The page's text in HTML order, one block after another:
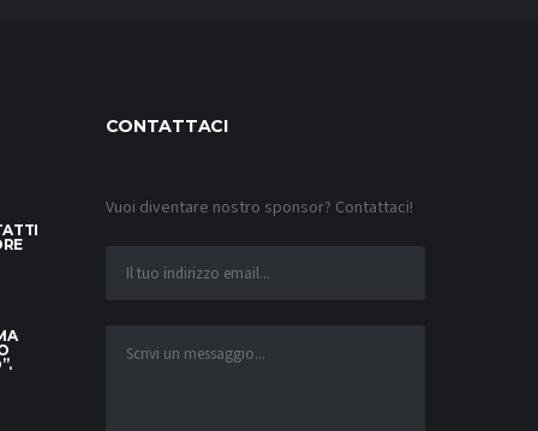
CONTATTACI
Vuoi diventare nostro sponsor? Contattaci!